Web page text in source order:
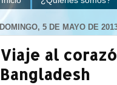
DOMINGO, 5 DE MAYO DE
Viaje al
Bangladesh